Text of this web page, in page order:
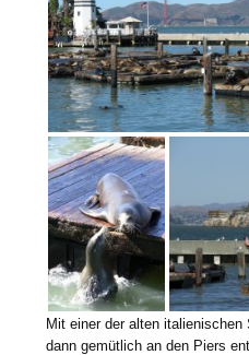
Mit einer der alten italienischen
dann gemütlich an den Piers